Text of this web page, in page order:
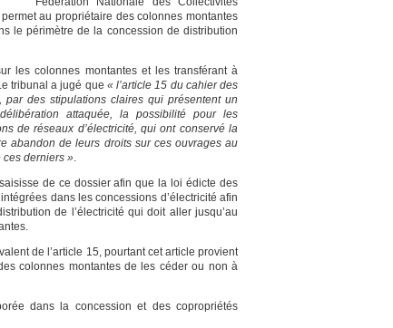
au propriétaire des colonnes montantes
le périmètre de la concession de distribution
les colonnes montantes et les transférant à
tribunal a jugé que « l’article 15 du cahier des
par des stipulations claires qui présentent un
attaquée, la possibilité pour les
de réseaux d’électricité, qui ont conservé la
abandon de leurs droits sur ces ouvrages au
ces derniers ».
de ce dossier afin que la loi édicte des
dans les concessions d’électricité afin
de l’électricité qui doit aller jusqu’au
de l’article 15, pourtant cet article provient
colonnes montantes de les céder ou non à
dans la concession et des copropriétés